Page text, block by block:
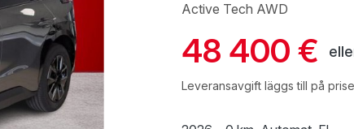
Active Tech AWD
48 400 €
Leveransavgift läggs till på